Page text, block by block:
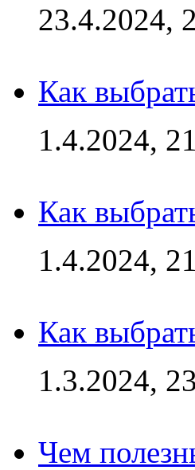
23.4.2024,
Как
1.4.2024,
Как
1.4.2024,
Как
1.3.2024,
Чем